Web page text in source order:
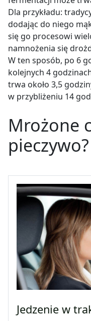
Dla przykładu:
dodając do niego
się go procesowi
namnożenia się
W ten sposób, po 6
kolejnych 4
trwa około 3,5
w przybliżeniu 14
Mrożone
pieczywo?
Jedzenie w